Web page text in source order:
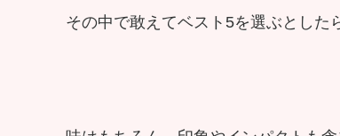
その中で敢えてベスト5を選ぶとした